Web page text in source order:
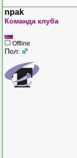
npak
Команда клуба
Offline
Пол: